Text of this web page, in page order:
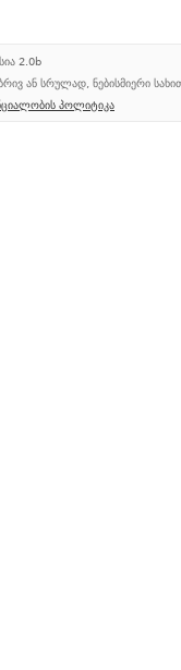
2.0b
ან სრულად, ნებისმიერი
პოლიტიკა